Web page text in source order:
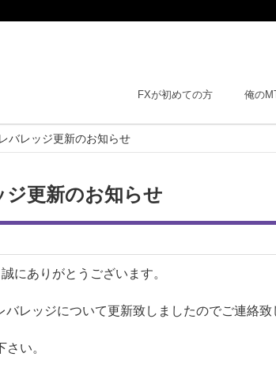
FXが初めての方 俺の
バレッジ更新のお知らせ
ジ更新のお知らせ
にありがとうございます。
レッジについて更新致しましたのでご連絡致
さい。